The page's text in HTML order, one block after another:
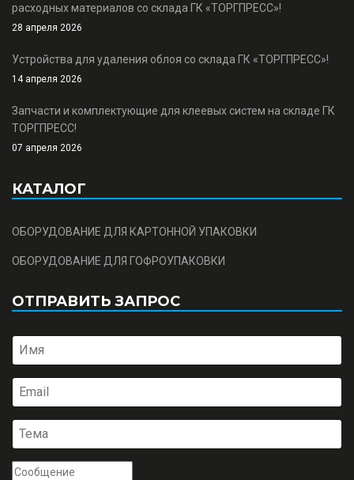
расходных материалов со склада ГК «ТОРГПРЕСС»!
28 апреля 2026
Устройства для удаления облоя со склада ГК «ТОРГПРЕСС»!
14 апреля 2026
Запчасти и комплектующие для клеевых систем на складе ГК
ТОРГПРЕСС!
07 апреля 2026
КАТАЛОГ
ОБОРУДОВАНИЕ ДЛЯ КАРТОННОЙ УПАКОВКИ
ОБОРУДОВАНИЕ ДЛЯ ГОФРОУПАКОВКИ
ОТПРАВИТЬ ЗАПРОС